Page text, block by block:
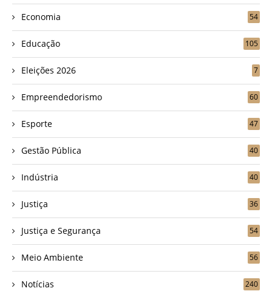
Economia 54
Educação 105
Eleições 2026 7
Empreendedorismo 60
Esporte 47
Gestão Pública 40
Indústria 40
Justiça 36
Justiça e Segurança 54
Meio Ambiente 56
Notícias 240